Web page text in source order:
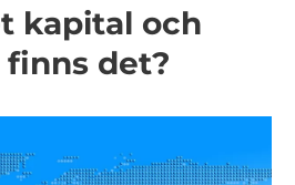
kapital och
det?